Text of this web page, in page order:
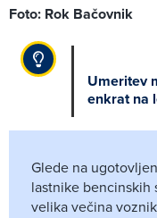
Foto: Rok Bačovnik
Umeritev
enkrat na
Glede na
lastnike bencinskih
velika večina